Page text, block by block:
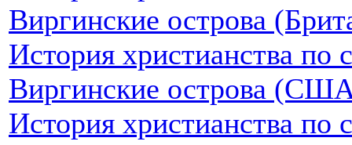
Виргинские острова
История христианства по
Виргинские острова
История христианства по